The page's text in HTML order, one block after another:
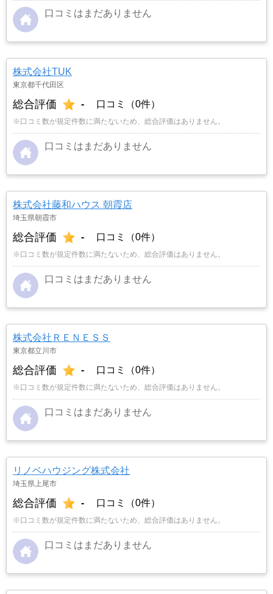
口コミはまだありません
株式会社TUK
東京都千代田区
総合評価 - 口コミ（0件）
※口コミ数が規定件数に満たないため、総合評価はありません。
口コミはまだありません
株式会社藤和ハウス 朝霞店
埼玉県朝霞市
総合評価 - 口コミ（0件）
※口コミ数が規定件数に満たないため、総合評価はありません。
口コミはまだありません
株式会社ＲＥＮＥＳＳ
東京都立川市
総合評価 - 口コミ（0件）
※口コミ数が規定件数に満たないため、総合評価はありません。
口コミはまだありません
リノベハウジング株式会社
埼玉県上尾市
総合評価 - 口コミ（0件）
※口コミ数が規定件数に満たないため、総合評価はありません。
口コミはまだありません